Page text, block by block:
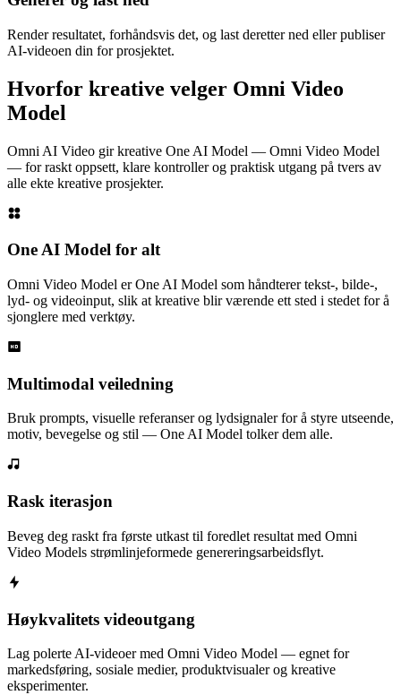
Render resultatet, forhåndsvis det, og last deretter ned eller publiser
AI-videoen din for prosjektet.
Hvorfor kreative velger Omni Video
Model
Omni AI Video gir kreative One AI Model — Omni Video Model
— for raskt oppsett, klare kontroller og praktisk utgang på tvers av
alle ekte kreative prosjekter.
One AI Model for alt
Omni Video Model er One AI Model som håndterer tekst-, bilde-,
lyd- og videoinput, slik at kreative blir værende ett sted i stedet for å
sjonglere med verktøy.
Multimodal veiledning
Bruk prompts, visuelle referanser og lydsignaler for å styre utseende,
motiv, bevegelse og stil — One AI Model tolker dem alle.
Rask iterasjon
Beveg deg raskt fra første utkast til foredlet resultat med Omni
Video Models strømlinjeformede genereringsarbeidsflyt.
Høykvalitets videoutgang
Lag polerte AI-videoer med Omni Video Model — egnet for
markedsføring, sosiale medier, produktvisualer og kreative
eksperimenter.